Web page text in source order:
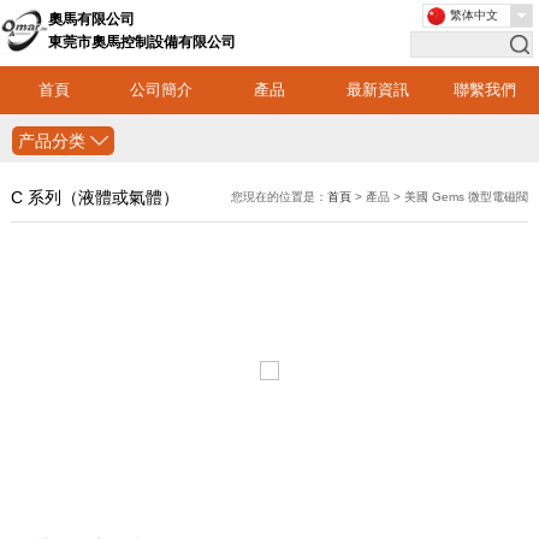
奧馬有限公司
東莞市奧馬控制設備有限公司
首頁 公司簡介 產品 最新資訊 聯繫我們
繁体中文
产品分类
C 系列（液體或氣體） 您現在的位置是：首頁 > 產品 > 美國 Gems 微型電磁閥